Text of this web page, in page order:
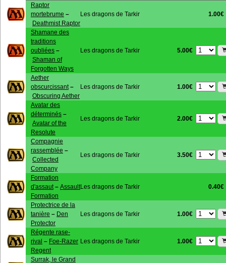
Raptor
mortebrume –
Deathmist Raptor
Les dragons de Tarkir 1.00€
Shamane des
traditions
oubliées –
Shaman of
Forgotten Ways
Les dragons de Tarkir 5.00€
Aether
obscurcissant –
Obscuring Aether
Les dragons de Tarkir 1.00€
Avatar des
déterminés –
Avatar of the
Resolute
Les dragons de Tarkir 2.00€
Compagnie
rassemblée –
Collected
Company
Les dragons de Tarkir 3.50€
Formation
d'assaut – Assault
Formation
Les dragons de Tarkir 0.40€
Protectrice de la
tanière – Den
Protector
Les dragons de Tarkir 1.00€
Régente rase-
rival – Foe-Razer
Regent
Les dragons de Tarkir 1.00€
Surrak, le Grand